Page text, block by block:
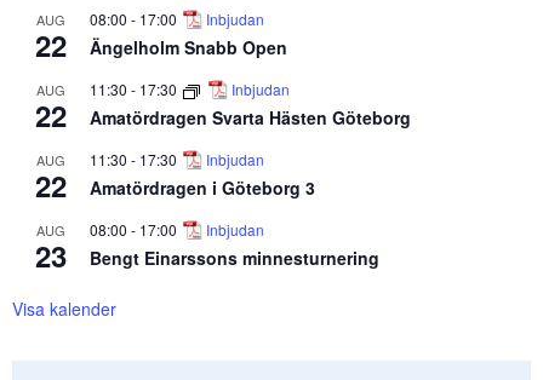
AUG
22
08:00 - 17:00 Inbjudan
Ängelholm Snabb Open
AUG
22
11:30 - 17:30 Inbjudan
Amatördragen Svarta Hästen Göteborg
AUG
22
11:30 - 17:30 Inbjudan
Amatördragen i Göteborg 3
AUG
23
08:00 - 17:00 Inbjudan
Bengt Einarssons minnesturnering
Visa kalender